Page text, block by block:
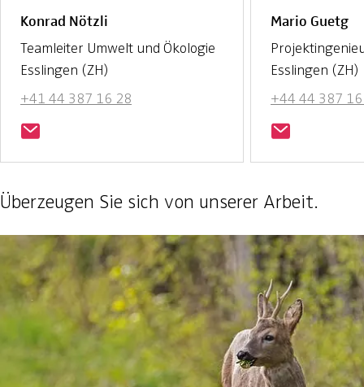
Konrad Nötzli
Teamleiter Umwelt und Ökologie
Esslingen (ZH)
+41 44 387 16 28
Mario Guetg
Esslingen (ZH)
+44 44 387
Überzeugen Sie sich von unserer Arbeit.